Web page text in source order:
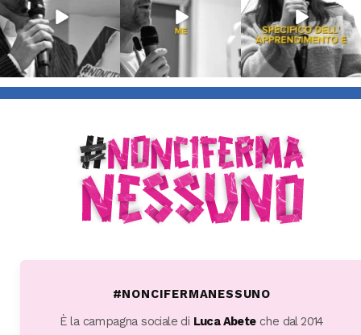
#NONCIFERMANESSUNO
È la campagna sociale di Luca Abeteche dal 2014